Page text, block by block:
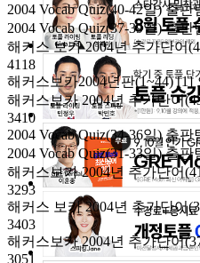
2004 Vocab Quiz(40-42일)출판
2004 Vocab Quiz(37-39일)출판
해커스 보카 2004년 추가단어
4118
해커스보카2004년판(1~44)[1]
해커스보카 2004년 추가단어
3410
2004 Vocab Quiz(34-36일) 출판
2004 Vocab Quiz(31-33일)출판
해커스보카 2004년 추가단어
3293
해커스 보카 2004년 추가단어
3403
해커스보카 2004년 추가단어
3051